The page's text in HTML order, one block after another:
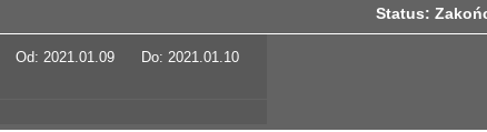
Status:
Od: 2021.01.09 Do: 2021.01.10